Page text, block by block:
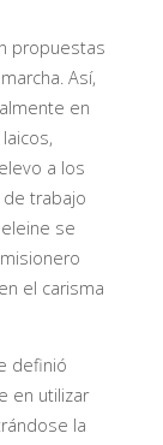
propuestas
Así,
en
a los
de trabajo
se
el carisma
definió
en utilizar
la